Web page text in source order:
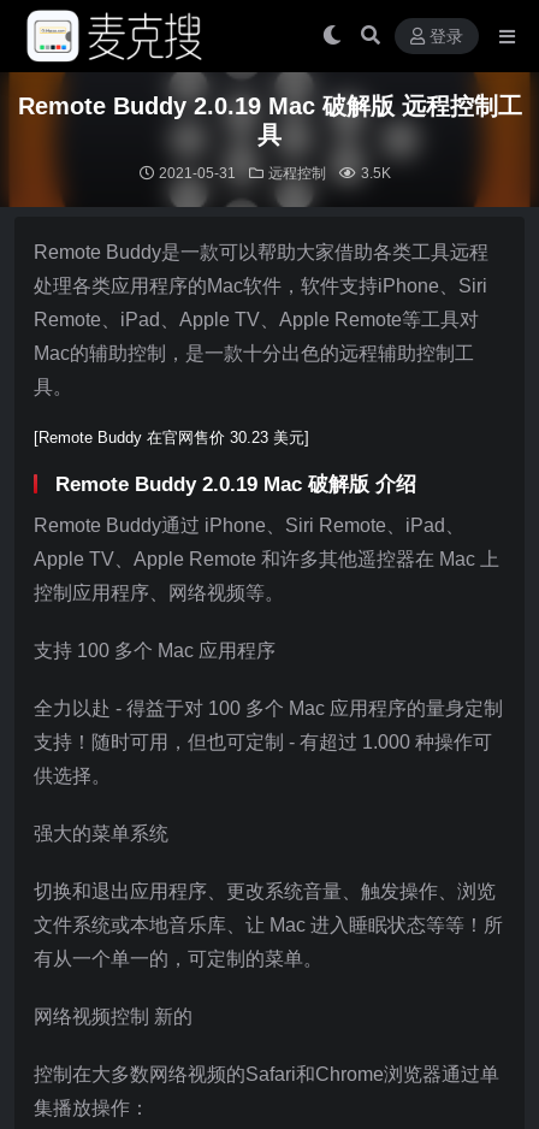
登录
Remote Buddy 2.0.19 Mac 破解版 远程控制工
具
2021-05-31 远程控制 3.5K
Remote Buddy是一款可以帮助大家借助各类工具远程
处理各类应用程序的Mac软件，软件支持iPhone、Siri
Remote、iPad、Apple TV、Apple Remote等工具对
Mac的辅助控制，是一款十分出色的远程辅助控制工
具。
[Remote Buddy 在官网售价 30.23 美元]
Remote Buddy 2.0.19 Mac 破解版 介绍
Remote Buddy通过 iPhone、Siri Remote、iPad、
Apple TV、Apple Remote 和许多其他遥控器在 Mac 上
控制应用程序、网络视频等。
支持 100 多个 Mac 应用程序
全力以赴 - 得益于对 100 多个 Mac 应用程序的量身定制
支持！随时可用，但也可定制 - 有超过 1.000 种操作可
供选择。
强大的菜单系统
切换和退出应用程序、更改系统音量、触发操作、浏览
文件系统或本地音乐库、让 Mac 进入睡眠状态等等！所
有从一个单一的，可定制的菜单。
网络视频控制 新的
控制在大多数网络视频的Safari和Chrome浏览器通过单
集播放操作：